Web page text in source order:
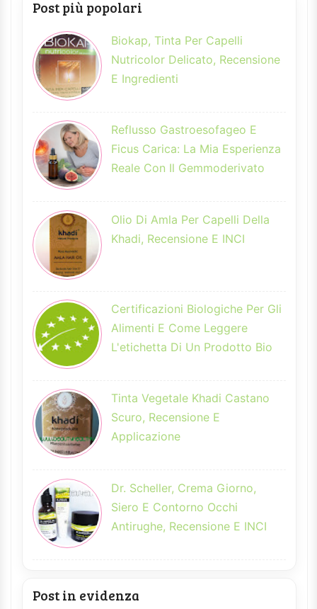
Post più popolari
Biokap, Tinta Per Capelli
Nutricolor Delicato, Recensione
E Ingredienti
Reflusso Gastroesofageo E
Ficus Carica: La Mia Esperienza
Reale Con Il Gemmoderivato
Olio Di Amla Per Capelli Della
Khadi, Recensione E INCI
Certificazioni Biologiche Per Gli
Alimenti E Come Leggere
L'etichetta Di Un Prodotto Bio
Tinta Vegetale Khadi Castano
Scuro, Recensione E
Applicazione
Dr. Scheller, Crema Giorno,
Siero E Contorno Occhi
Antirughe, Recensione E INCI
Post in evidenza